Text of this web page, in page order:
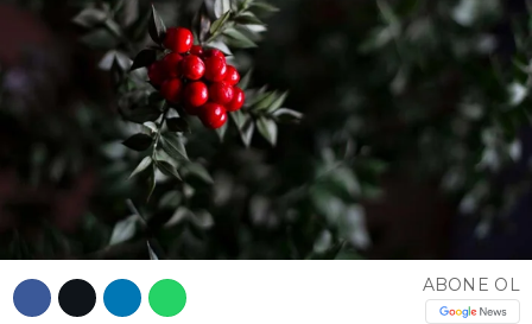
WhatsApp İhbar
Hattı
Facebook
Instagram
DIĞER
ABONE OL